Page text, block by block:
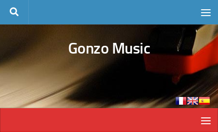
Skip to content
Gonzo Music